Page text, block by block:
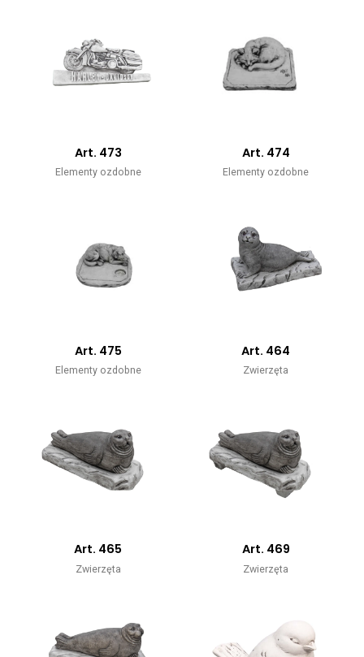
Art. 473
Elementy ozdobne
Art. 474
Elementy ozdobne
Art. 475
Elementy ozdobne
Art. 464
Zwierzęta
Art. 465
Zwierzęta
Art. 469
Zwierzęta